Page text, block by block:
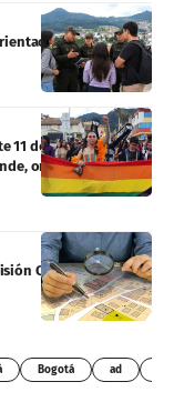
para
11 de julio en
orgullo que
Quinta del
Bogotá ad